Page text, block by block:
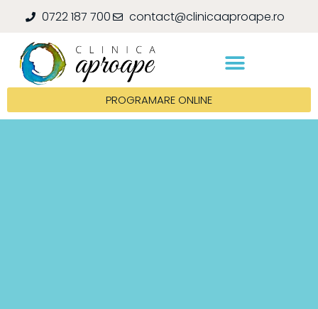
0722 187 700 contact@clinicaaproape.ro
PROGRAMARE ONLINE